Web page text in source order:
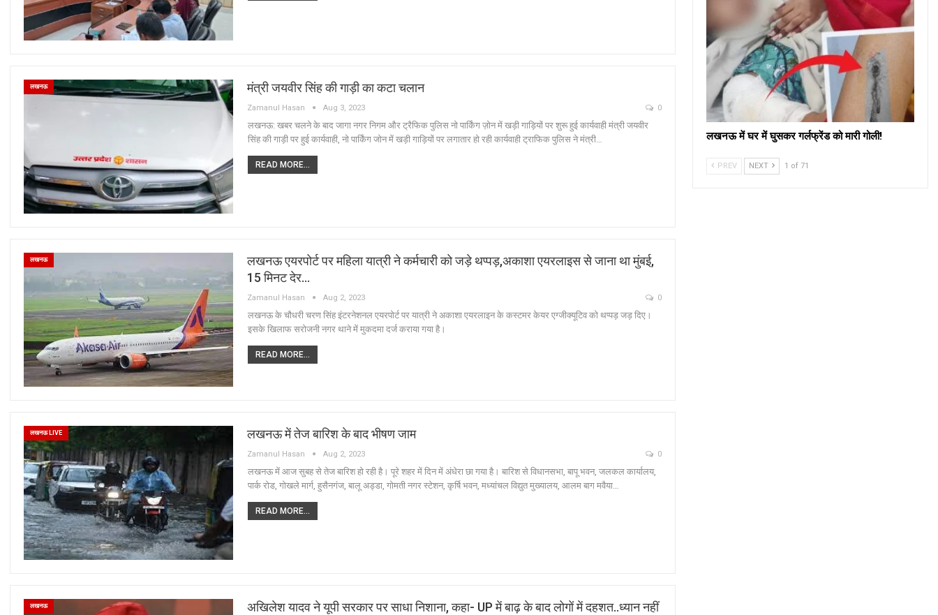
लखनऊ मंत्री जयवीर सिंह की गाड़ी का कटा चलान
Zamanul Hasan Aug 3, 2023 0
लखनऊ: खबर चलने के बाद जागा नगर निगम और ट्रैफिक पुलिस नो पार्किंग ज़ोन में खड़ी गाड़ियों पर शुरू हुई कार्यवाही मंत्री जयवीर
सिंह की गाड़ी पर हुई कार्यवाही, नो पार्किंग जोन में खड़ी गाड़ियों पर लगातार हो रही कार्यवाही ट्राफिक पुलिस ने मंत्री…
READ MORE...
लखनऊ
लखनऊ एयरपोर्ट पर महिला यात्री ने कर्मचारी को जड़े थप्पड़,अकाशा एयरलाइस से जाना था मुंबई,
15 मिनट देर…
Zamanul Hasan Aug 2, 2023 0
लखनऊ के चौधरी चरण सिंह इंटरनेशनल एयरपोर्ट पर यात्री ने अकाशा एयरलाइन के कस्टमर केयर एग्जीक्यूटिव को थप्पड़ जड़ दिए।
इसके खिलाफ सरोजनी नगर थाने में मुकदमा दर्ज कराया गया है।
READ MORE...
लखनऊ LIVE लखनऊ में तेज बारिश के बाद भीषण जाम
Zamanul Hasan Aug 2, 2023 0
लखनऊ में आज सुबह से तेज बारिश हो रही है। पूरे शहर में दिन में अंधेरा छा गया है। बारिश से विधानसभा, बापू भवन, जलकल कार्यालय,
पार्क रोड, गोखले मार्ग, हुसैनगंज, बालू अड्डा, गोमती नगर स्टेशन, कृर्षि भवन, मध्यांचल विद्युत मुख्यालय, आलम बाग मवैया…
READ MORE...
लखनऊ
अखिलेश यादव ने यूपी सरकार पर साधा निशाना, कहा- UP में बाढ़ के बाद लोगों में दहशत..ध्यान नहीं
लखनऊ में घर में घुसकर गर्लफ्रेंड को मारी गोली!
PREV NEXT 1 of 71